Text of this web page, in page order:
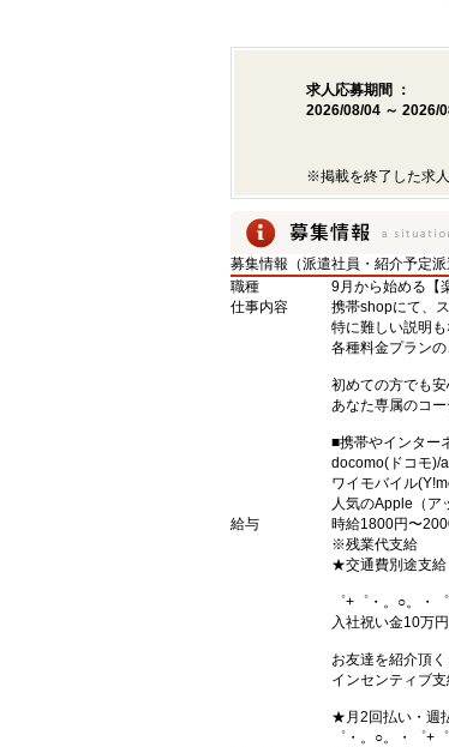
求人応募期間 ：
2026/08/04 ～ 2026/
※掲載を終了した求
募集情報（派遣社員・紹介予定派
職種
9月から始める【
仕事内容
携帯shopにて、
特に難しい説明
各種料金プラン
初めての方でも安
あなた専属のコ
■携帯やインター
docomo(ドコモ)/
ワイモバイル
人気のApple（ア
給与
時給1800円〜
※残業代支給
★交通費別途支給
゜+゜・。○。・
入社祝い金10万
お友達を紹介頂
インセンティブ
★月2回払い・週
゜・。○。・゜+